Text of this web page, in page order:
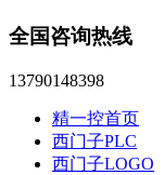
全国咨询热线
13790148398
精一控首页
西门子PLC
西门子LOGO